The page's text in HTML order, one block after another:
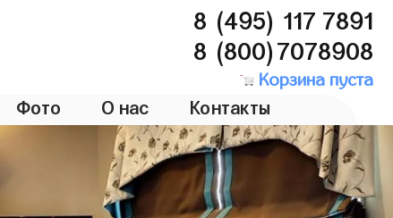
8 (495) 117 7891
8 (800)7078908
Корзина пуста
Фото О нас Контакты